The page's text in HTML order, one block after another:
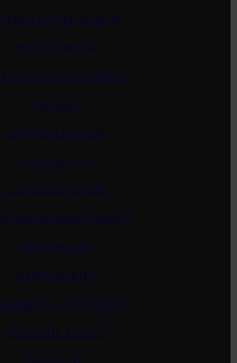
Olivier Garcia
Prieure Roch
Dancer Roc Breia
Arlaud
Arnoux-Lachaux
Clos de Tart
Comte de Vogue
Loison Fleurot
De Montille
Denis Mortet
de la Vougeraie
Domaine Trapet